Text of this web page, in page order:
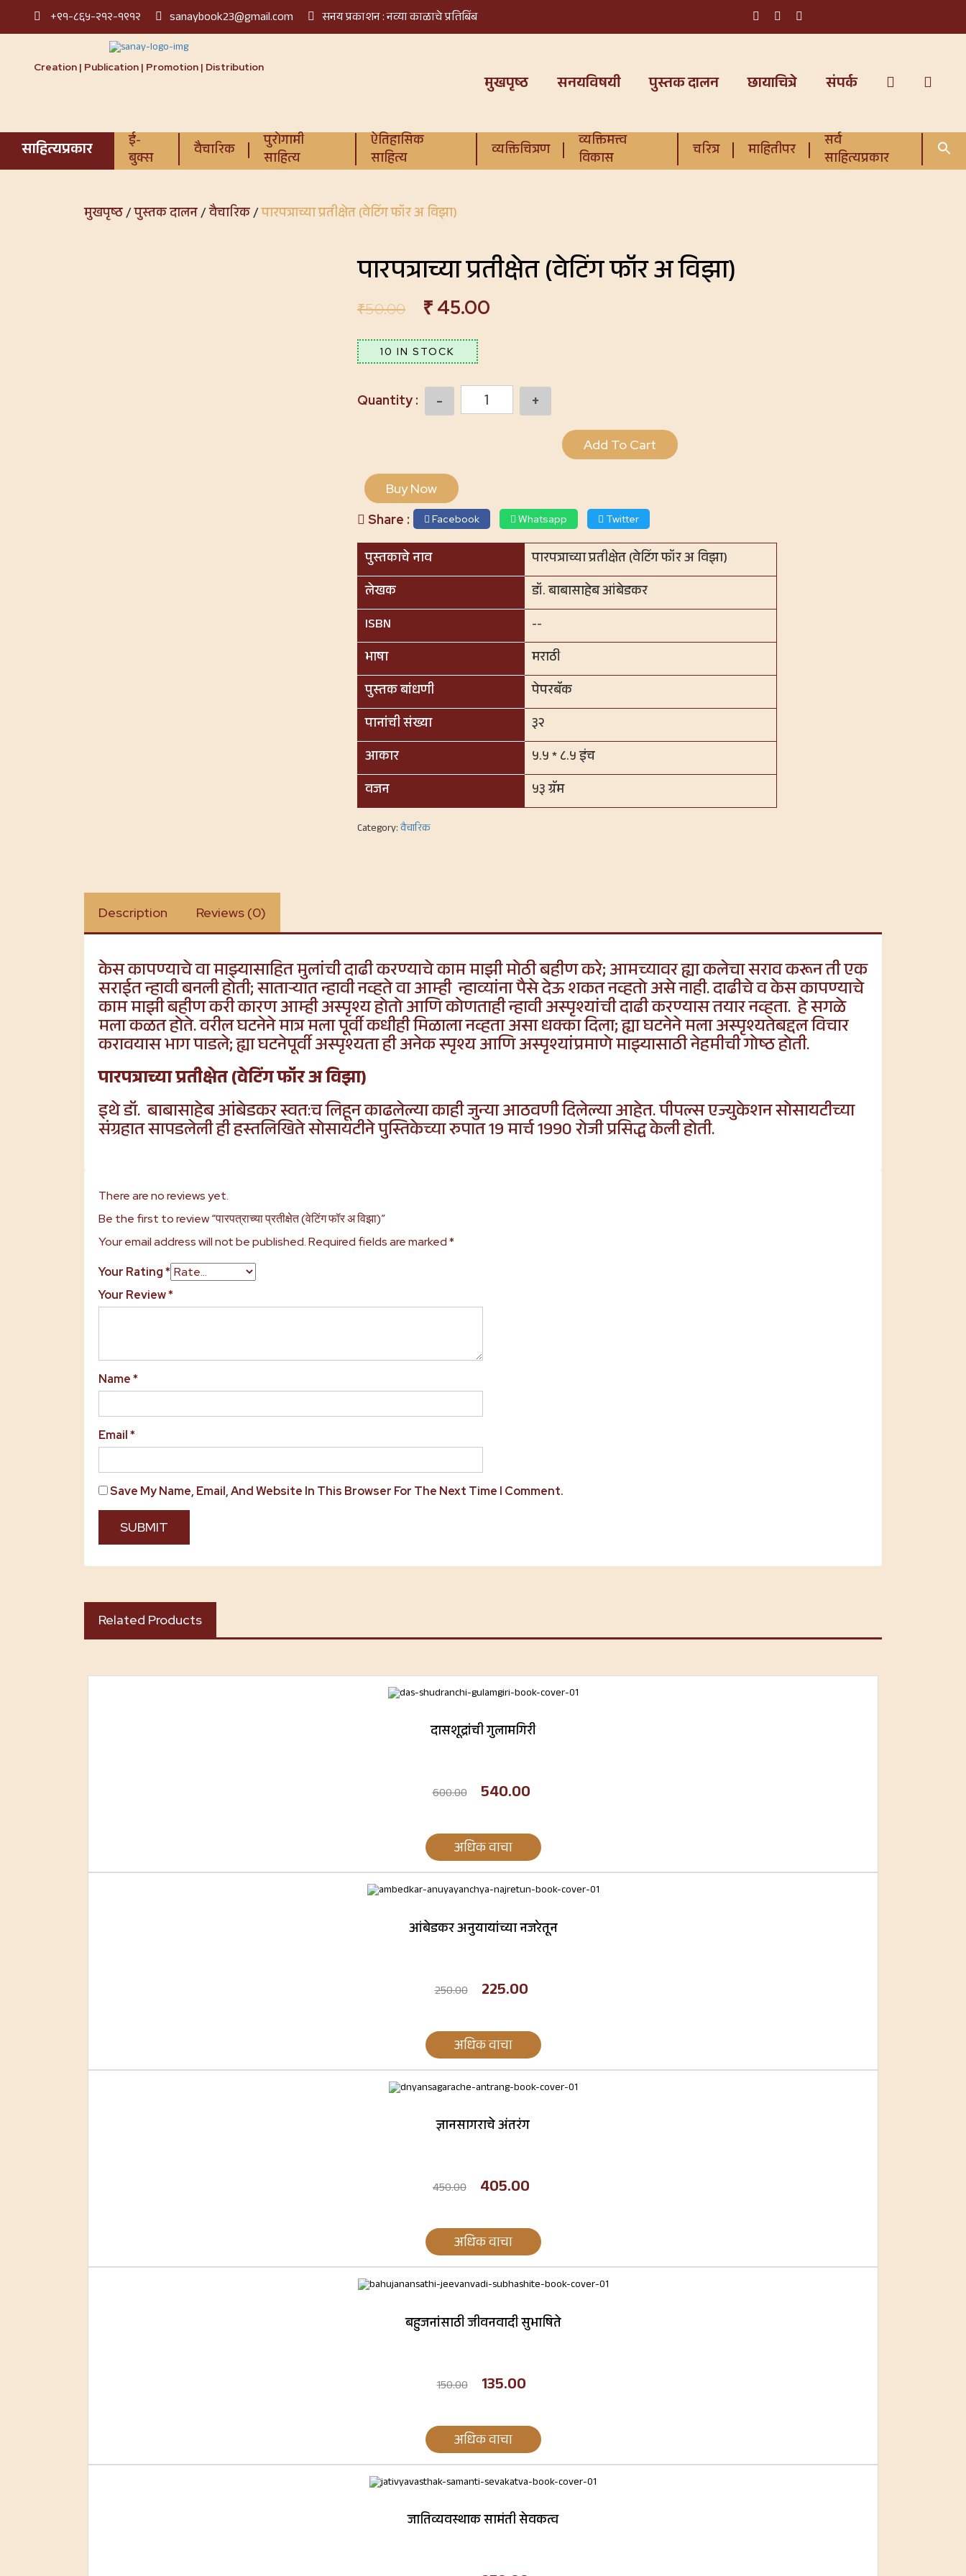
+९१-८६५-२१२-१९१२ sanaybook23@gmail.com सनय प्रकाशन : नव्या काळाचे प्रतिबिंब
Creation | Publication | Promotion | Distribution
मुखपृष्ठ सनयविषयी पुस्तक दालन छायाचित्रे संपर्क
साहित्यप्रकार
ई-
बुक्स
वैचारिक
पुरोगामी
साहित्य
ऐतिहासिक
साहित्य
व्यक्तिचित्रण
व्यक्तिमत्त्व
विकास
चरित्र माहितीपर
सर्व
साहित्यप्रकार
मुखपृष्ठ/पुस्तक दालन/वैचारिक/पारपत्राच्या प्रतीक्षेत (वेटिंग फॉर अ विझा)
पारपत्राच्या प्रतीक्षेत (वेटिंग फॉर अ विझा)
₹50.00 ₹ 45.00
10 IN STOCK
Add To Cart
Buy Now
Share :
Facebook Whatsapp Twitter
पुस्तकाचे नाव
पारपत्राच्या प्रतीक्षेत (वेटिंग फॉर अ विझा)
लेखक
डॉ. बाबासाहेब आंबेडकर
ISBN
--
भाषा
मराठी
पुस्तक बांधणी
पेपरबॅक
पानांची संख्या
३२
आकार
५.५ * ८.५ इंच
वजन
५३ ग्रॅम
Category:वैचारिक
Description Reviews (0)
केस कापण्याचे वा माझ्यासाहित मुलांची दाढी करण्याचे काम माझी मोठी बहीण करे; आमच्यावर ह्या कलेचा सराव करून ती एक
सराईत न्हावी बनली होती; साताऱ्यात न्हावी नव्हते वा आम्ही न्हाव्यांना पैसे देऊ शकत नव्हतो असे नाही. दाढीचे व केस कापण्याचे
काम माझी बहीण करी कारण आम्ही अस्पृश्य होतो आणि कोणताही न्हावी अस्पृश्यांची दाढी करण्यास तयार नव्हता. हे सगळे
मला कळत होते. वरील घटनेने मात्र मला पूर्वी कधीही मिळाला नव्हता असा धक्का दिला; ह्या घटनेने मला अस्पृश्यतेबद्दल विचार
करावयास भाग पाडले; ह्या घटनेपूर्वी अस्पृश्यता ही अनेक स्पृश्य आणि अस्पृश्यांप्रमाणे माझ्यासाठी नेहमीची गोष्ठ होती.
पारपत्राच्या प्रतीक्षेत (वेटिंग फॉर अ विझा)
इथे डॉ. बाबासाहेब आंबेडकर स्वत:च लिहून काढलेल्या काही जुन्या आठवणी दिलेल्या आहेत. पीपल्स एज्युकेशन सोसायटीच्या
संग्रहात सापडलेली ही हस्तलिखिते सोसायटीने पुस्तिकेच्या रुपात 19 मार्च 1990 रोजी प्रसिद्ध केली होती.
There are no reviews yet.
Be the first to review “पारपत्राच्या प्रतीक्षेत (वेटिंग फॉर अ विझा)”
Your email address will not be published.Required fields are marked*
Your Rating*
Your Review*
Name*
Email*
Save My Name, Email, And Website In This Browser For The Next Time I Comment.
Related Products
दासशूद्रांची गुलामगिरी
600.00 540.00
अधिक वाचा
आंबेडकर अनुयायांच्या नजरेतून
250.00 225.00
अधिक वाचा
ज्ञानसागराचे अंतरंग
450.00 405.00
अधिक वाचा
बहुजनांसाठी जीवनवादी सुभाषिते
150.00 135.00
अधिक वाचा
जातिव्यवस्थाक सामंती सेवकत्व